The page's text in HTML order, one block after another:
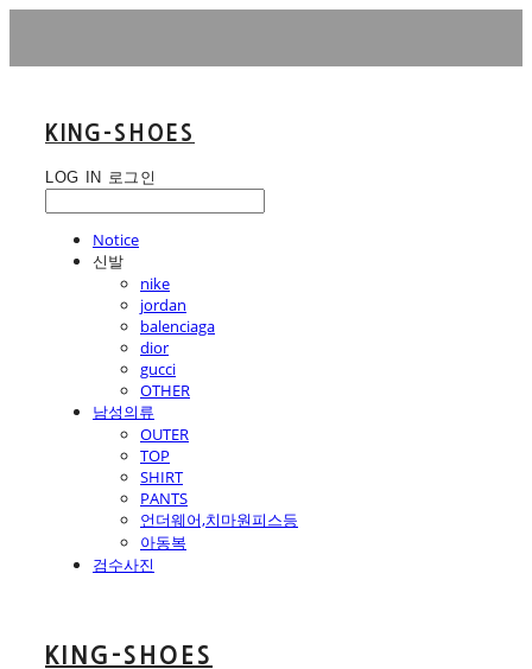
KING-SHOES
LOG IN 로그인
Notice
신발
nike
jordan
balenciaga
dior
gucci
OTHER
남성의류
OUTER
TOP
SHIRT
PANTS
언더웨어,치마원피스등
아동복
검수사진
KING-SHOES